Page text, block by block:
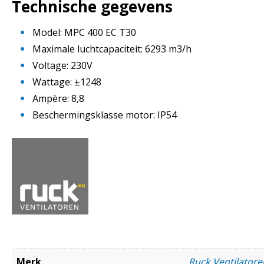
Technische gegevens
Model: MPC 400 EC T30
Maximale luchtcapaciteit: 6293 m3/h
Voltage: 230V
Wattage: ±1248
Ampère: 8,8
Beschermingsklasse motor: IP54